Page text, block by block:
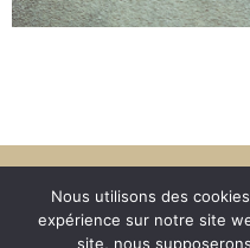
Nous utilisons des
expérience sur notre site
site, nous